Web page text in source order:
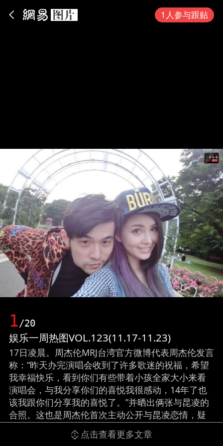
1人参与跟贴
1/20
娱乐一周热图VOL.123(11.17-11.23)
17日凌晨。周杰伦MRJ台湾官方微博代表周杰伦发言
称：“昨天办完演唱会收到了许多歌迷的祝福，希望
我幸福快乐，看到你们有些带着小孩全家大小来看
演唱会，与我分享你们的喜悦我很感动，14年了也
该我跟你们分享我的喜悦了。”并晒出俩张与昆凌的
合照。这也是周杰伦首次主动公开与昆凌恋情，疑
点击查看更多文章